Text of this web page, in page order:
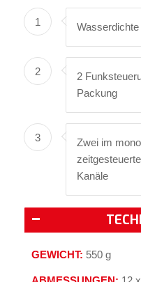
1 Wasserdichte
2
2
Packung
3
Zwei im
Kanäle
GEWICHT: 550 g